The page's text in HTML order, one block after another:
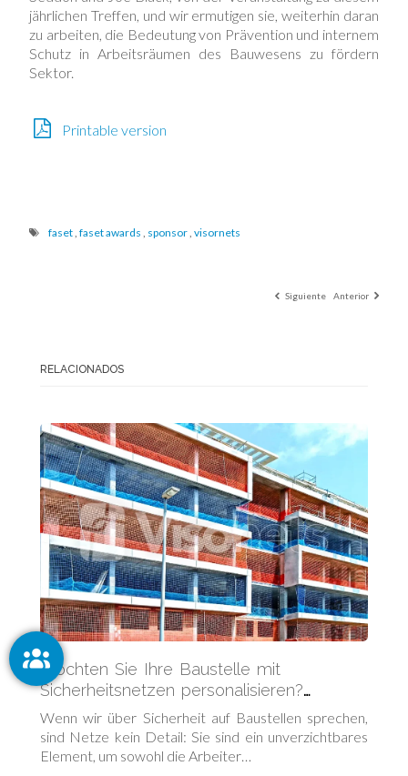
jährlichen Treffen, und wir ermutigen sie, weiterhin daran
zu arbeiten, die Bedeutung von Prävention und internem
Schutz in Arbeitsräumen des Bauwesens zu fördern
Sektor.
Printable version
faset, faset awards , sponsor, visornets
Siguiente Anterior
RELACIONADOS
Möchten Sie Ihre Baustelle mit
Sicherheitsnetzen personalisieren?
Entdecken Sie alle verfügbaren Farben
Wenn wir über Sicherheit auf Baustellen sprechen,
sind Netze kein Detail: Sie sind ein unverzichtbares
Element, um sowohl die Arbeiter…